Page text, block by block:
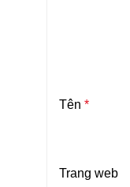
Tên *
Trang web